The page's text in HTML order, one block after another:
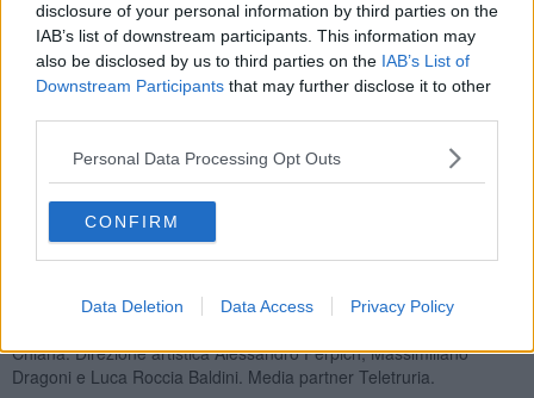
disclosure of your personal information by third parties on the
IAB’s list of downstream participants. This information may
also be disclosed by us to third parties on the IAB’s List of
Downstream Participants that may further disclose it to other
Personal Data Processing Opt Outs
CONFIRM
Data Deletion Data Access Privacy Policy
Sabato 31 luglio, sempre alle ore 21:15, ospite della Torre sarà
uno dei principali interpreti internazionali del repertorio per liuto,
Fabio Accurso , protagonista del concerto dal titolo “L’invenzione
della fantasia. Musica per liuto dal Rinascimento italiano
panoramica musicale sul repertorio per liuto composto nel XVI
Il Festival delle Musiche è un progetto di Officine della Cultura,
all’interno del Colline Etrusche Festival, in collaborazione con A.S.
Monte Servizi, Accademia d’Arti Antiche Resonars, Rete Toscana
Ebraica, Fondazione Toscana Spettacolo onlus, Cortona on the
di Monte San Savino, Marciano della Chiana, Lucignano, Castiglion
Chiana. Direzione artistica Alessandro Perpich, Massimiliano
Dragoni e Luca Roccia Baldini. Media partner Teletruria.